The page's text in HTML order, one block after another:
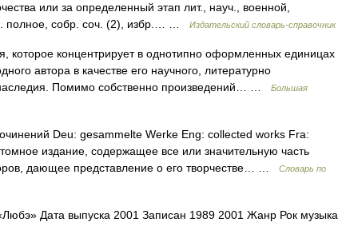
или за определенный этап лит., науч., военной,
полное, собр. соч. (2), избр.… …
Издательский словарь-справочник
концентрирует в однотипно оформленных единицах
автора в качестве его научного, литературно
наследия. Помимо собственно произведений… …
Большая
Deu: gesammelte Werke Eng: collected works Fra:
издание, содержащее все или значительную часть
дающее представление о его творчестве… …
Словарь по
Дата выпуска 2001 Записан 1989 2001 Жанр Рок музыка